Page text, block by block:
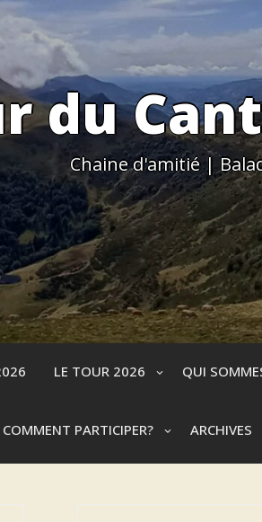
du
Chaine d'amitié |
LE TOUR 2026 QUI
COMMENT PARTICIPER? ARCHIVES